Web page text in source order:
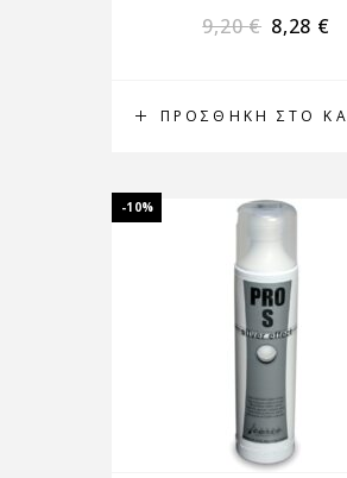
ΠΡΟΣΘΉΚΗ ΣΤΟ
9,20€ 8,28 €
-10%